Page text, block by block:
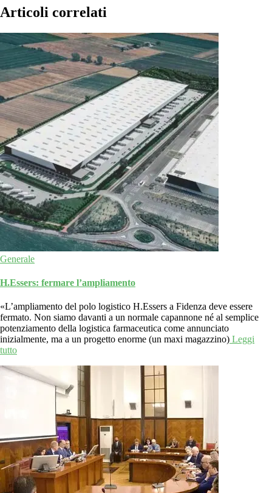
Articoli correlati
Generale
H.Essers: fermare l’ampliamento
«L’ampliamento del polo logistico H.Essers a Fidenza deve essere
fermato. Non siamo davanti a un normale capannone né al semplice
potenziamento della logistica farmaceutica come annunciato
inizialmente, ma a un progetto enorme (un maxi magazzino) Leggi
tutto